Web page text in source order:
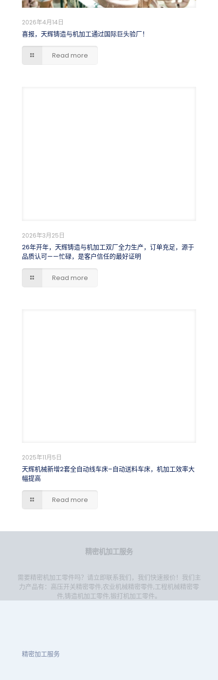
2026年4月14日
喜报，天辉铸造与机加工通过国际巨头验厂！
Read more
2026年3月25日
26年开年，天辉铸造与机加工双厂全力生产，订单充足，源于
品质认可——忙碌，是客户信任的最好证明
Read more
2025年11月5日
天辉机械新增2套全自动线车床–自动送料车床，机加工效率大
幅提高
Read more
精密机加工服务
需要精密机加工零件吗？请立即联系我们，我们快速报价！我们主
力产品有： 高压开关精密零件,农业机械精密零件,工程机械精密零
件,铸造机加工零件,锻打机加工零件。
精密加工服务